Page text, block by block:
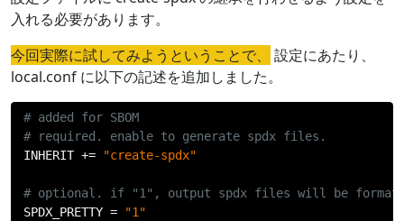
入れる必要があります。
今回実際に試してみようということで、
設定にあたり、
local.conf に以下の記述を追加しました。
# added for SBOM
# required. enable to generate spdx files.
INHERIT += "create-spdx"
# optional. if "1", output spdx files will be
SPDX_PRETTY = "1"